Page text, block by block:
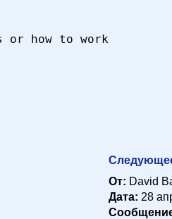
or how to work
От: David
Дата: 28